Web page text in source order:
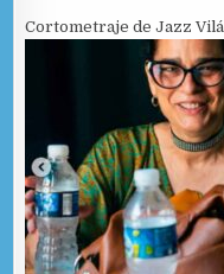
Cortometraje de Jazz